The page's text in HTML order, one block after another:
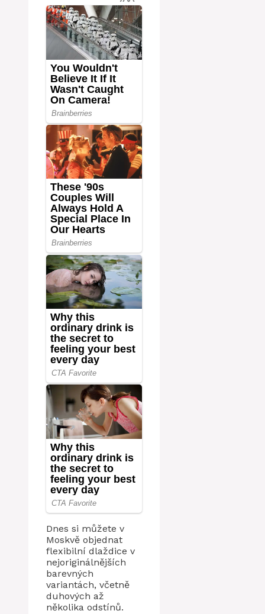
Dnes si můžete v
Moskvě objednat
flexibilní dlaždice v
nejoriginálnějších
barevných
variantách, včetně
duhových až
několika odstínů.